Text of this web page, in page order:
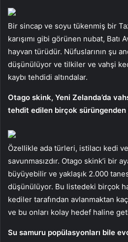
Bir sincap ve soyu tükenmiş bir
karışımı gibi görünen nubat, Batı
hayvan türüdür. Nüfuslarının şu
düşünülüyor ve tilkiler ve vahşi
kaybı tehdidi altındalar.
Otago skink, Yeni Zelanda’da
tehdit edilen birçok sürüngenden
Özellikle ada türleri, istilacı kedi
savunmasızdır. Otago skink’i bir
büyüyebilir ve yaklaşık 2.000
düşünülüyor. Bu listedeki birçok
kediler tarafından avlanmaktan
ve bu onları kolay hedef haline
Su samuru popülasyonları bile